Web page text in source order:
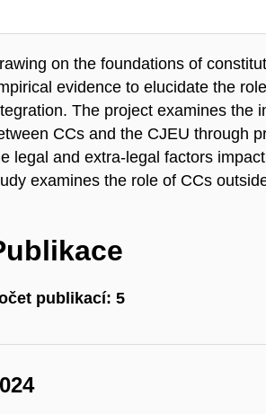
on the foundations of
evidence to elucidate the
The project examines the
CCs and the CJEU through
legal and extra-legal factors
examines the role of CCs
publikací: 5